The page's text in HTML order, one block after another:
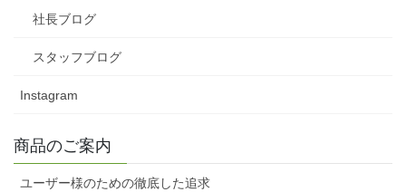
社長ブログ
スタッフブログ
Instagram
商品のご案内
ユーザー様のための徹底した追求